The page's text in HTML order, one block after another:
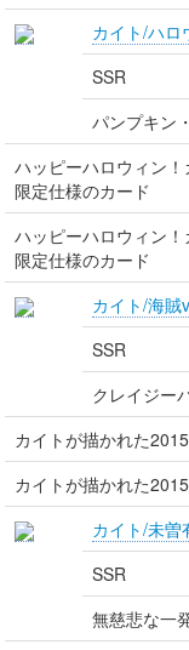
カイト/ハロ
SSR
パンプキン
ハッピーハロウィン
限定仕様のカード
ハッピーハロウィン
限定仕様のカード
カイト/海賊
SSR
クレイジー
カイトが描かれた
カイトが描かれた
カイト/未曽
SSR
無慈悲な一